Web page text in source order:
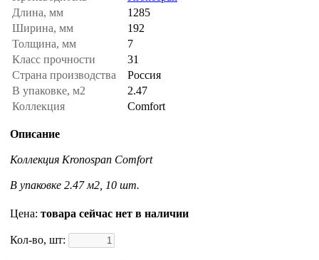
Длина, мм
1285
Ширина, мм
192
Толщина, мм
7
Класс прочности
31
Страна производства
Россия
В упаковке, м2
2.47
Коллекция
Comfort
Описание
Коллекция Kronospan Comfort
В упаковке 2.47 м2, 10 шт.
Цена: товара сейчас нет в наличии
Кол-во, шт: